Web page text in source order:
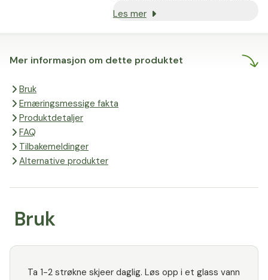
Mer informasjon om dette produktet
Bruk
Ernæringsmessige fakta
Produktdetaljer
FAQ
Tilbakemeldinger
Alternative produkter
Bruk
Ta 1-2 strøkne skjeer daglig. Løs opp i et glass vann
har hjulpet hundretusener til en
Les mer